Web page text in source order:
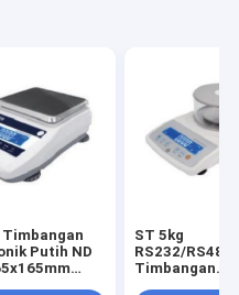
Putih ND
ST 5kg
RS232/RS485
Timbangan